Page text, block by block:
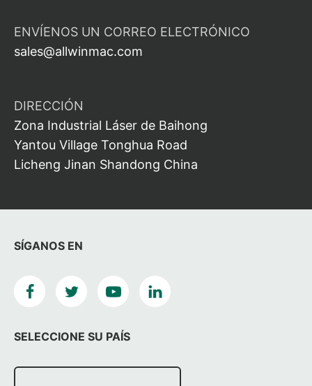
SÍGANOS EN
SELECCIONE SU PAÍS
ENVÍENOS UN CORREO ELECTRÓNICO
sales@allwinmac.com
DIRECCIÓN
Zona Industrial Láser de Baihong
Yantou Village Tonghua Road
Licheng Jinan Shandong China